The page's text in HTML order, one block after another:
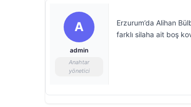
A
admin
Anahtar
yönetici
Erzurum’da Alihan
farklı silaha ait boş